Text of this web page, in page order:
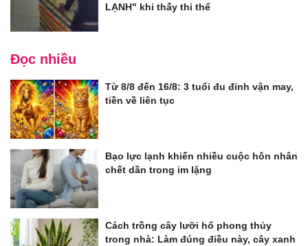
LẠNH" khi thấy thi thể
Đọc nhiều
Từ 8/8 đến 16/8: 3 tuổi đu đỉnh vận may,
tiền về liên tục
Bạo lực lạnh khiến nhiều cuộc hôn nhân
chết dần trong im lặng
Cách trồng cây lưỡi hổ phong thủy
trong nhà: Làm đúng điều này, cây xanh